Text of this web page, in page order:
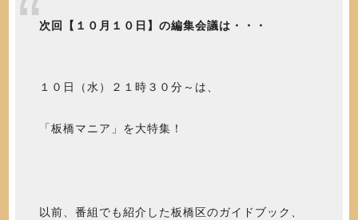
次回【１０月１０日】の編集会議は・・・
１０日（水）２１時３０分～は、
「板橋マニア」を大特集！
以前、番組でも紹介した板橋区のガイドブック、